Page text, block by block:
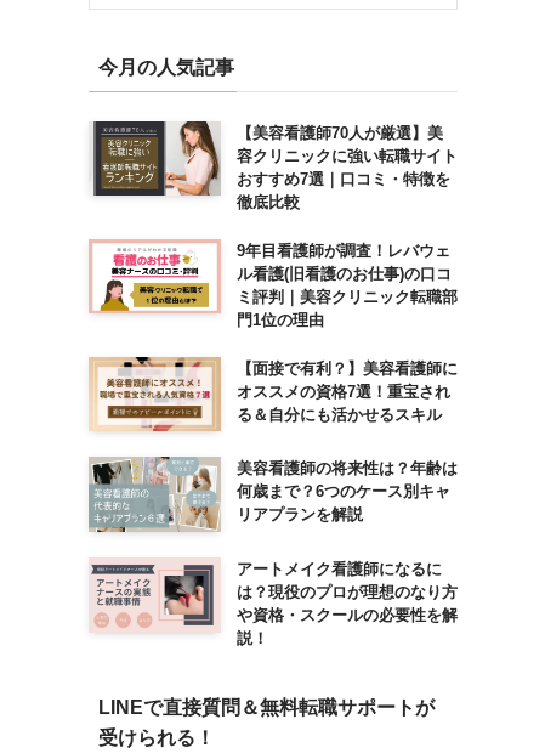
今月の人気記事
【美容看護師70人が厳選】美
容クリニックに強い転職サイト
おすすめ7選｜口コミ・特徴を
徹底比較
9年目看護師が調査！レバウェ
ル看護(旧看護のお仕事)の口コ
ミ評判｜美容クリニック転職部
門1位の理由
【面接で有利？】美容看護師に
オススメの資格7選！重宝され
る＆自分にも活かせるスキル
美容看護師の将来性は？年齢は
何歳まで？6つのケース別キャ
リアプランを解説
アートメイク看護師になるに
は？現役のプロが理想のなり方
や資格・スクールの必要性を解
説！
LINEで直接質問＆無料転職サポートが
受けられる！